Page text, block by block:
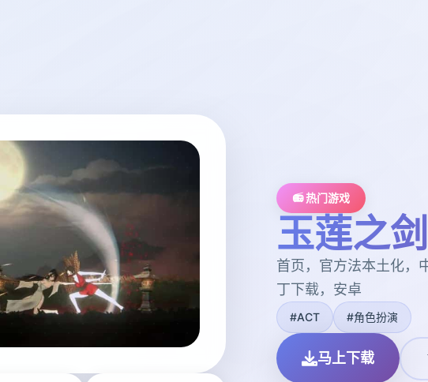
📻 热门游戏
玉莲之剑
首页，官方法本土化，
丁下载，安卓
#ACT #角色扮演
马上下载